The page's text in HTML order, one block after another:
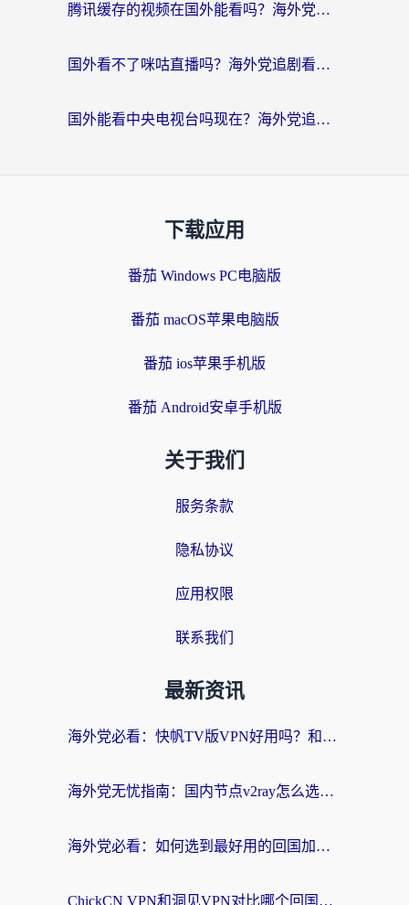
腾讯缓存的视频在国外能看吗？海外党追剧看片的终极解决方案
国外看不了咪咕直播吗？海外党追剧看片的加速器选择指南
国外能看中央电视台吗现在？海外党追剧看央视的实用指南
下载应用
番茄 Windows PC电脑版
番茄 macOS苹果电脑版
番茄 ios苹果手机版
番茄 Android安卓手机版
关于我们
服务条款
隐私协议
应用权限
联系我们
最新资讯
海外党必看：快帆TV版VPN好用吗？和快游VPN对比哪个回国效果更好？附实用避坑指南
海外党无忧指南：国内节点v2ray怎么选？一键回国VPN+多场景实测帮你避坑
海外党必看：如何选到最好用的回国加速器？从节点到售后的全维度指南
ChickCN VPN和洞见VPN对比哪个回国效果更好？海外党亲测3款加速器+避坑指南